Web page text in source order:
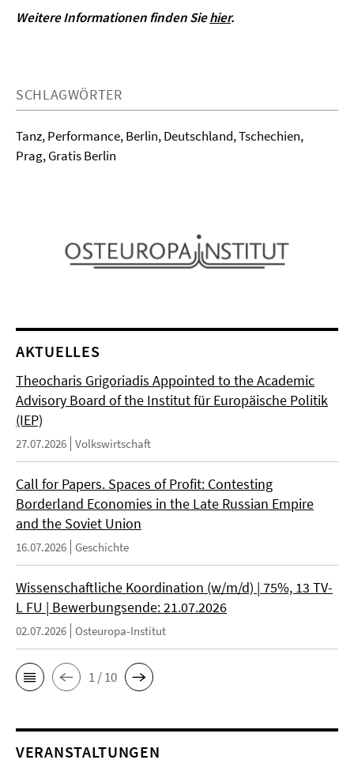
Weitere Informationen finden Siehier.
SCHLAGWÖRTER
Tanz, Performance, Berlin, Deutschland, Tschechien,
Prag, Gratis Berlin
AKTUELLES
Theocharis Grigoriadis Appointed to the Academic
Advisory Board of the Institut für Europäische Politik
(IEP)
27.07.2026 Volkswirtschaft
Call for Papers. Spaces of Profit: Contesting
Borderland Economies in the Late Russian Empire
and the Soviet Union
16.07.2026 Geschichte
Wissenschaftliche Koordination (w/m/d) | 75%, 13 TV-
L FU | Bewerbungsende: 21.07.2026
02.07.2026 Osteuropa-Institut
1 / 10
VERANSTALTUNGEN